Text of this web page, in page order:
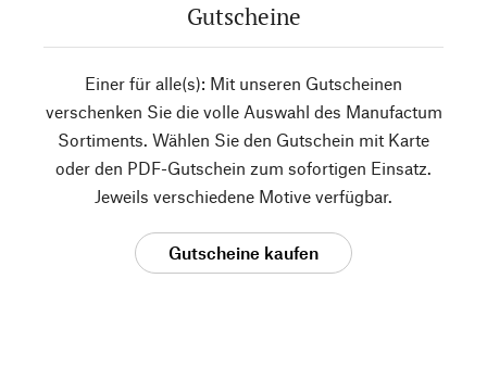
Gutscheine
Einer für alle(s): Mit unseren Gutscheinen
verschenken Sie die volle Auswahl des Manufactum
Sortiments. Wählen Sie den Gutschein mit Karte
oder den PDF-Gutschein zum sofortigen Einsatz.
Jeweils verschiedene Motive verfügbar.
Gutscheine kaufen